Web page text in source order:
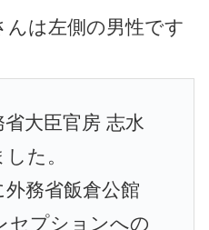
は左側の男性です
大臣官房 志水
た。
務省飯倉公館
セプションへの